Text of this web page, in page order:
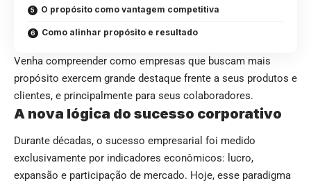
O propósito como vantagem competitiva
Como alinhar propósito e resultado
Venha compreender como empresas que buscam mais
propósito exercem grande destaque frente a seus produtos e
clientes, e principalmente para seus colaboradores.
A nova lógica do sucesso corporativo
Durante décadas, o sucesso empresarial foi medido
exclusivamente por indicadores econômicos: lucro,
expansão e participação de mercado. Hoje, esse paradigma